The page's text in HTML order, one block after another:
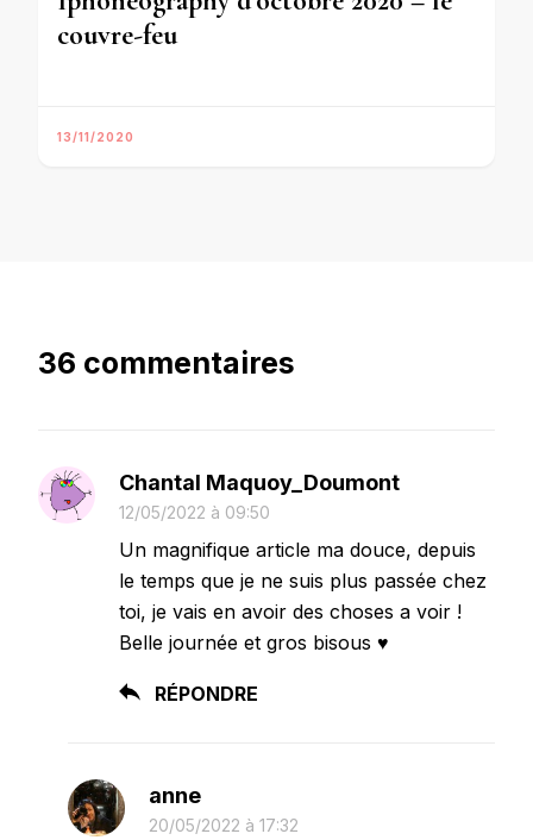
couvre-feu
13/11/2020
36 commentaires
Chantal Maquoy_Doumont
12/05/2022 à 09:50
Un magnifique article ma douce, depuis
le temps que je ne suis plus passée chez
toi, je vais en avoir des choses a voir !
Belle journée et gros bisous ♥
RÉPONDRE
anne
20/05/2022 à 17:32